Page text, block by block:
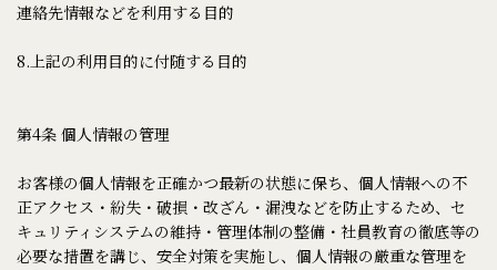
連絡先情報などを利用する目的
8.上記の利用目的に付随する目的
第4条 個人情報の管理
お客様の個人情報を正確かつ最新の状態に保ち、個人情報への不
正アクセス・紛失・破損・改ざん・漏洩などを防止するため、セ
キュリティシステムの維持・管理体制の整備・社員教育の徹底等の
必要な措置を講じ、安全対策を実施し、個人情報の厳重な管理を